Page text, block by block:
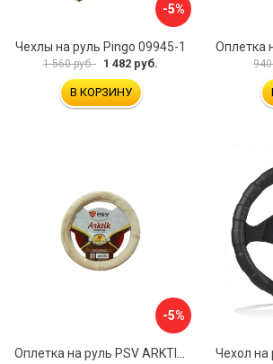
-5%
Чехлы на руль Pingo 09945-1
1 560 руб. 1 482 руб.
В КОРЗИНУ
-5%